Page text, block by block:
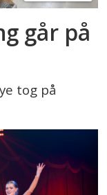
går på
tog på